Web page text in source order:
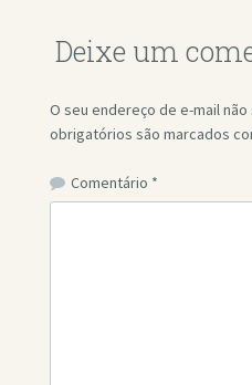
Deixe um
O seu endereço de e-mail
obrigatórios são marcados
Comentário *